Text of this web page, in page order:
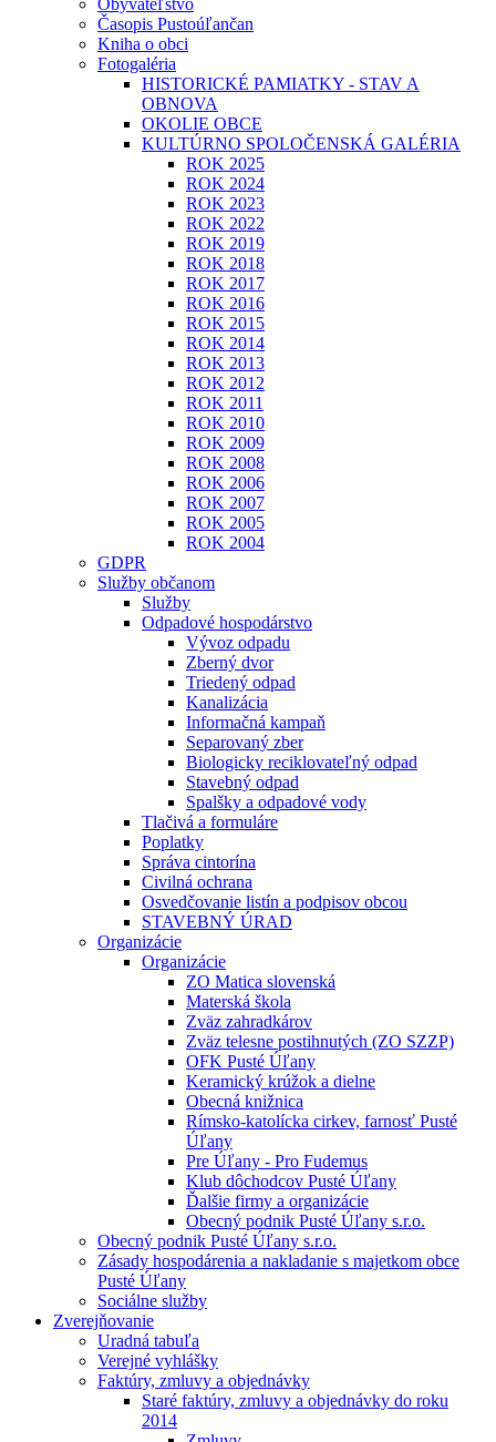
Obyvateľstvo
Časopis Pustoúľančan
Kniha o obci
Fotogaléria
HISTORICKÉ PAMIATKY - STAV A
OBNOVA
OKOLIE OBCE
KULTÚRNO SPOLOČENSKÁ GALÉRIA
ROK 2025
ROK 2024
ROK 2023
ROK 2022
ROK 2019
ROK 2018
ROK 2017
ROK 2016
ROK 2015
ROK 2014
ROK 2013
ROK 2012
ROK 2011
ROK 2010
ROK 2009
ROK 2008
ROK 2006
ROK 2007
ROK 2005
ROK 2004
GDPR
Služby občanom
Služby
Odpadové hospodárstvo
Vývoz odpadu
Zberný dvor
Triedený odpad
Kanalizácia
Informačná kampaň
Separovaný zber
Biologicky reciklovateľný odpad
Stavebný odpad
Spalšky a odpadové vody
Tlačivá a formuláre
Poplatky
Správa cintorína
Civilná ochrana
Osvedčovanie listín a podpisov obcou
STAVEBNÝ ÚRAD
Organizácie
Organizácie
ZO Matica slovenská
Materská škola
Zväz zahradkárov
Zväz telesne postihnutých (ZO SZZP)
OFK Pusté Úľany
Keramický krúžok a dielne
Obecná knižnica
Rímsko-katolícka cirkev, farnosť Pusté
Úľany
Pre Úľany - Pro Fudemus
Klub dôchodcov Pusté Úľany
Ďalšie firmy a organizácie
Obecný podnik Pusté Úľany s.r.o.
Obecný podnik Pusté Úľany s.r.o.
Zásady hospodárenia a nakladanie s majetkom obce
Pusté Úľany
Sociálne služby
Zverejňovanie
Uradná tabuľa
Verejné vyhlášky
Faktúry, zmluvy a objednávky
Staré faktúry, zmluvy a objednávky do roku
2014